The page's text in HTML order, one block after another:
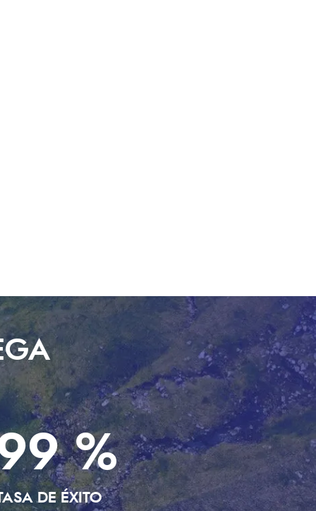
%
DE ÉXITO